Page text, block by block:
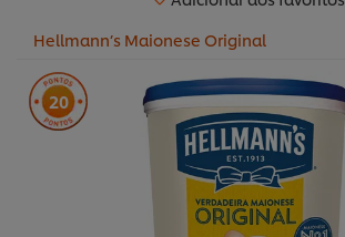
Hellmann’s Maionese Original
20